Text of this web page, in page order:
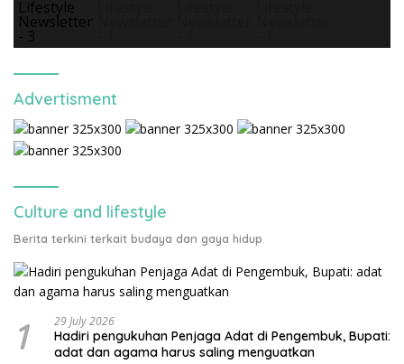
Advertisment
Culture and lifestyle
Berita terkini terkait budaya dan gaya hidup
1 29 July 2026
Hadiri pengukuhan Penjaga Adat di Pengembuk, Bupati:
adat dan agama harus saling menguatkan